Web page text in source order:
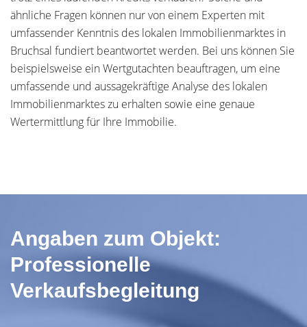
ähnliche Fragen können nur von einem Experten mit
umfassender Kenntnis des lokalen Immobilienmarktes in
Bruchsal fundiert beantwortet werden. Bei uns können Sie
beispielsweise ein Wertgutachten beauftragen, um eine
umfassende und aussagekräftige Analyse des lokalen
Immobilienmarktes zu erhalten sowie eine genaue
Wertermittlung für Ihre Immobilie.
Angaben zum Objekt:
Professionelle
Verkaufsbegleitung